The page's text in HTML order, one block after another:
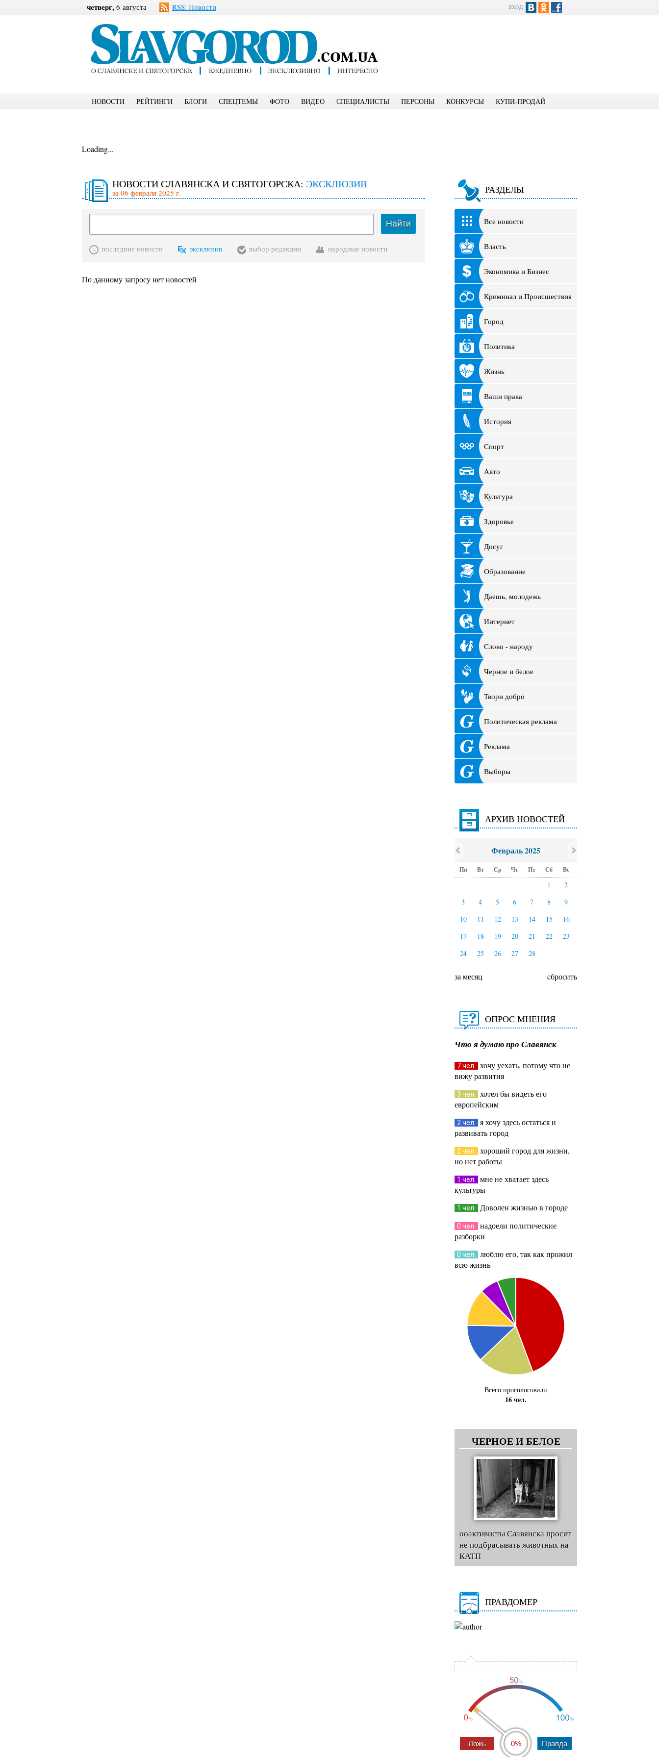
четверг, 6 августа RSS: Новости вход
НОВОСТИ РЕЙТИНГИ БЛОГИ СПЕЦТЕМЫ ФОТО ВИДЕО СПЕЦИАЛИСТЫ ПЕРСОНЫ КОНКУРСЫ КУПИ-ПРОДАЙ
Loading...
НОВОСТИ СЛАВЯНСКА И СВЯТОГОРСКА: ЭКСКЛЮЗИВ
за 06 февраля 2025 г.
Найти
последние новости эксклюзив выбор редакции народные новости
По данному запросу нет новостей
РАЗДЕЛЫ
Все новости
Власть
Экономика и Бизнес
Криминал и Происшествия
Город
Политика
Жизнь
Ваши права
История
Спорт
Авто
Культура
Здоровье
Досуг
Образование
Даешь, молодежь
Интернет
Слово - народу
Черное и белое
Твори добро
Политическая реклама
Реклама
Выборы
АРХИВ НОВОСТЕЙ
Февраль 2025
Пн Вт Ср Чт Пт Сб Вс
1
2
3
4 5 6 7 8
9
10
11 12 13 14 15
16
17
18 19 20 21 22
23
24
25 26 27 28
за месяц cбросить
ОПРОС МНЕНИЯ
Что я думаю про Славянск
7 чел.
хочу уехать, потому что не
вижу развития
3 чел.
хотел бы видеть его
европейским
2 чел.
я хочу здесь остаться и
развивать город
2 чел.
хороший город для жизни,
но нет работы
1 чел.
мне не хватает здесь
культуры
1 чел. Доволен жизнью в городе
0 чел.
надоели политические
разборки
0 чел.
люблю его, так как прожил
всю жизнь
Всего проголосовали
16 чел.
ЧЕРНОЕ И БЕЛОЕ
ооактивисты Славянска просят
не подбрасывать животных на
КАТП
ПРАВДОМЕР
0%